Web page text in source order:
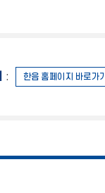
: 한음 홈페이지 바로가기